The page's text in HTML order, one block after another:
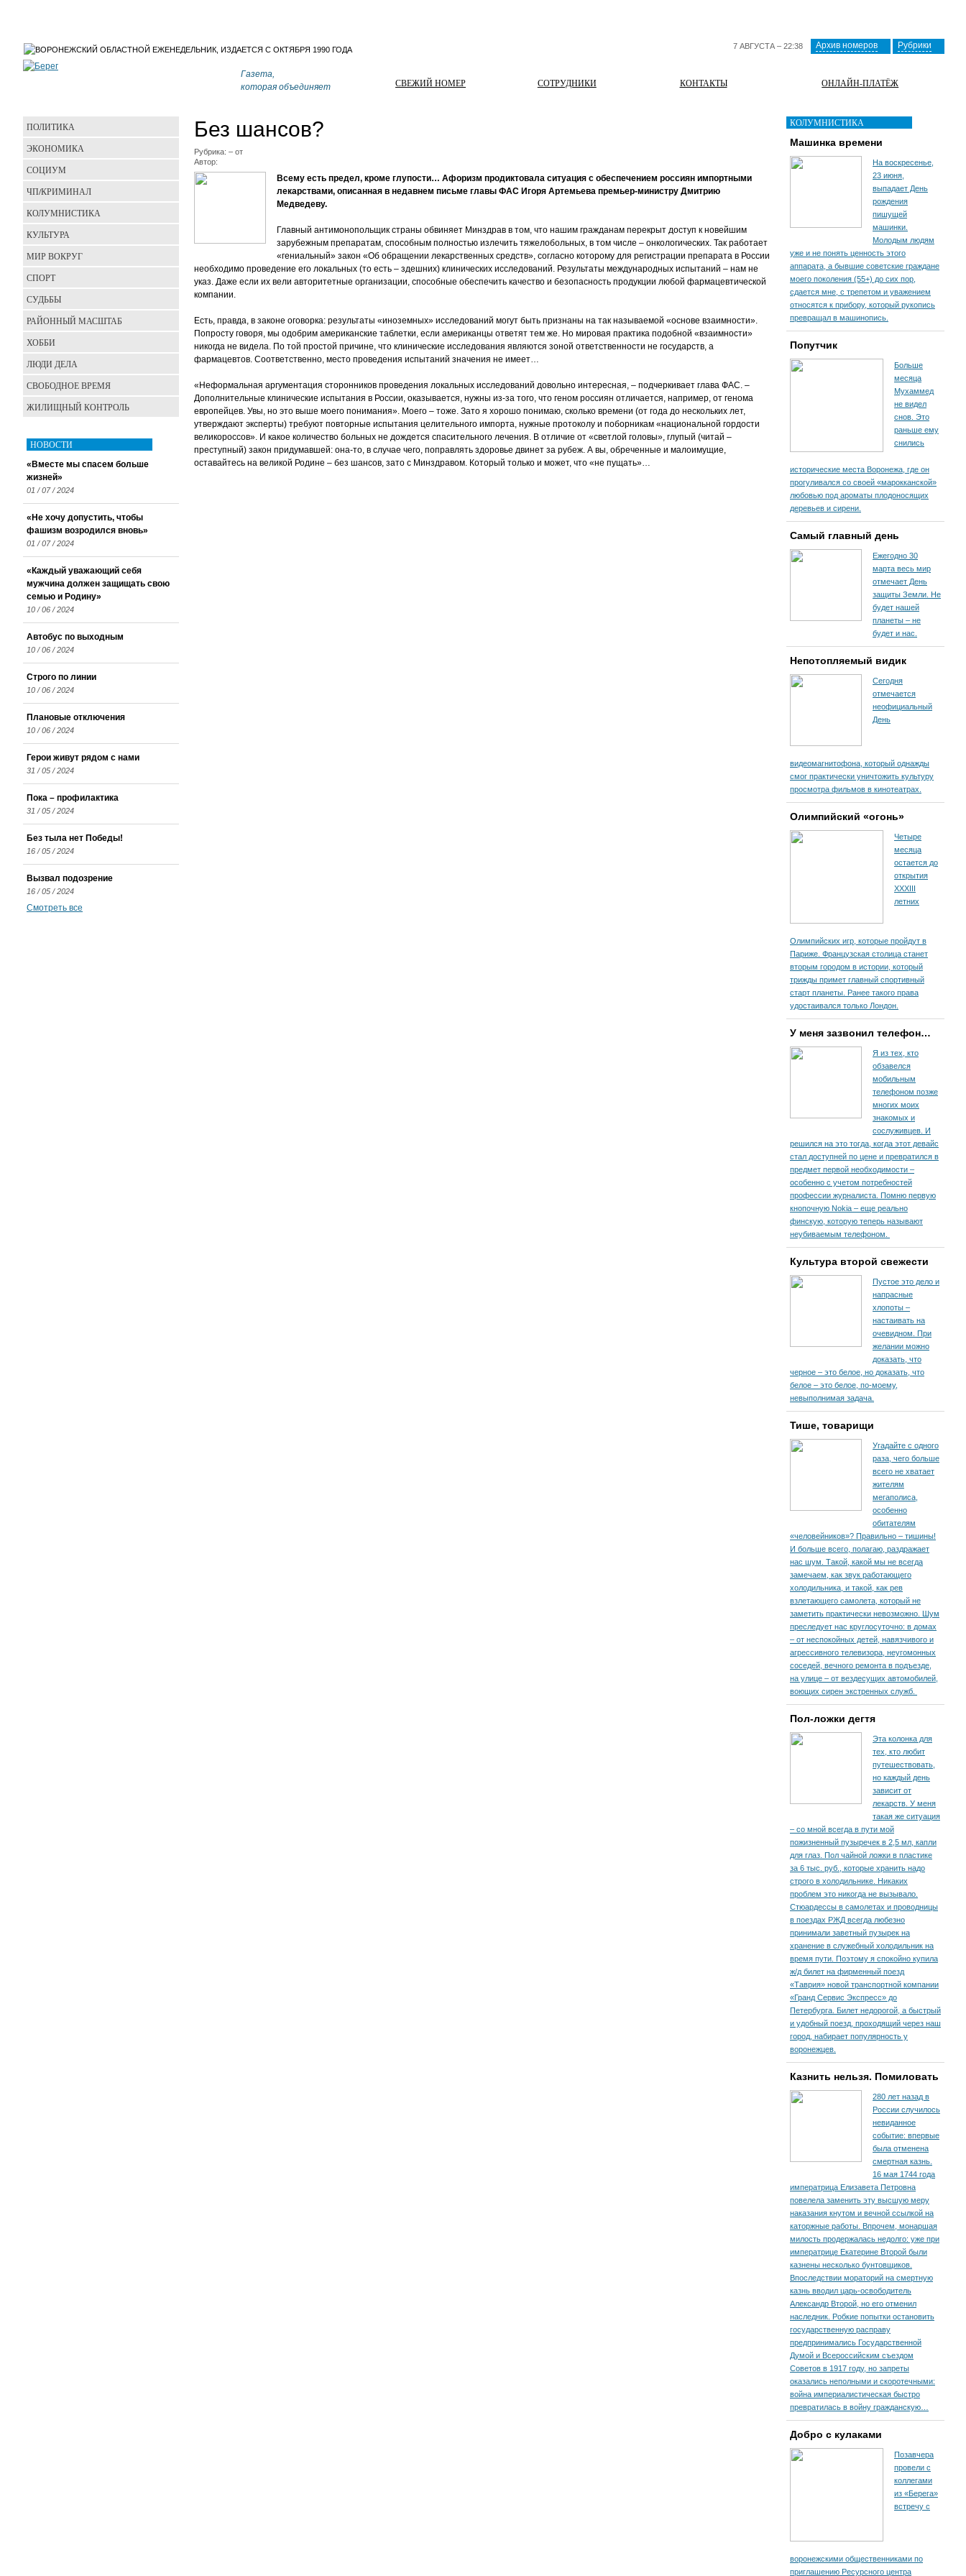
7 АВГУСТА – 22:38 Архив номеров Рубрики
Газета,
которая объединяет
СВЕЖИЙ НОМЕР СОТРУДНИКИ КОНТАКТЫ ОНЛАЙН-ПЛАТЁЖ
Без шансов?
Рубрика: – от
Автор:
Всему есть предел, кроме глупости… Афоризм продиктовала ситуация с обеспечением россиян импортными
лекарствами, описанная в недавнем письме главы ФАС Игоря Артемьева премьер-министру Дмитрию
Медведеву.
Главный антимонопольщик страны обвиняет Минздрав в том, что нашим гражданам перекрыт доступ к новейшим
зарубежным препаратам, способным полностью излечить тяжелобольных, в том числе – онкологических. Так работает
«гениальный» закон «Об обращении лекарственных средств», согласно которому для регистрации препарата в России
необходимо проведение его локальных (то есть – здешних) клинических исследований. Результаты международных испытаний – нам не
указ. Даже если их вели авторитетные организации, способные обеспечить качество и безопасность продукции любой фармацевтической
компании.
Есть, правда, в законе оговорка: результаты «иноземных» исследований могут быть признаны на так называемой «основе взаимности».
Попросту говоря, мы одобрим американские таблетки, если американцы ответят тем же. Но мировая практика подобной «взаимности»
никогда не видела. По той простой причине, что клинические исследования являются зоной ответственности не государств, а
фармацевтов. Соответственно, место проведения испытаний значения не имеет…
«Неформальная аргументация сторонников проведения локальных исследований довольно интересная, – подчеркивает глава ФАС. –
Дополнительные клинические испытания в России, оказывается, нужны из-за того, что геном россиян отличается, например, от генома
европейцев. Увы, но это выше моего понимания». Моего – тоже. Зато я хорошо понимаю, сколько времени (от года до нескольких лет,
утверждают эксперты) требуют повторные испытания целительного импорта, нужные протоколу и поборникам «национальной гордости
великороссов». И какое количество больных не дождется спасительного лечения. В отличие от «светлой головы», глупый (читай –
преступный) закон придумавшей: она-то, в случае чего, поправлять здоровье двинет за рубеж. А вы, обреченные и малоимущие,
оставайтесь на великой Родине – без шансов, зато с Минздравом. Который только и может, что «не пущать»…
ПОЛИТИКА
ЭКОНОМИКА
СОЦИУМ
ЧП/КРИМИНАЛ
КОЛУМНИСТИКА
КУЛЬТУРА
МИР ВОКРУГ
СПОРТ
СУДЬБЫ
РАЙОННЫЙ МАСШТАБ
ХОББИ
ЛЮДИ ДЕЛА
СВОБОДНОЕ ВРЕМЯ
ЖИЛИЩНЫЙ КОНТРОЛЬ
НОВОСТИ
«Вместе мы спасем больше
жизней»
01 / 07 / 2024
«Не хочу допустить, чтобы
фашизм возродился вновь»
01 / 07 / 2024
«Каждый уважающий себя
мужчина должен защищать свою
семью и Родину»
10 / 06 / 2024
Автобус по выходным
10 / 06 / 2024
Строго по линии
10 / 06 / 2024
Плановые отключения
10 / 06 / 2024
Герои живут рядом с нами
31 / 05 / 2024
Пока – профилактика
31 / 05 / 2024
Без тыла нет Победы!
16 / 05 / 2024
Вызвал подозрение
16 / 05 / 2024
Смотреть все
КОЛУМНИСТИКА
Машинка времени
На воскресенье,
23 июня,
выпадает День
рождения
пишущей
машинки.
Молодым людям
уже и не понять ценность этого
аппарата, а бывшие советские граждане
моего поколения (55+) до сих пор,
сдается мне, с трепетом и уважением
относятся к прибору, который рукопись
превращал в машинопись.
Попутчик
Больше
месяца
Мухаммед
не видел
снов. Это
раньше ему
снились
исторические места Воронежа, где он
прогуливался со своей «марокканской»
любовью под ароматы плодоносящих
деревьев и сирени.
Самый главный день
Ежегодно 30
марта весь мир
отмечает День
защиты Земли. Не
будет нашей
планеты – не
будет и нас.
Непотопляемый видик
Сегодня
отмечается
неофициальный
День
видеомагнитофона, который однажды
смог практически уничтожить культуру
просмотра фильмов в кинотеатрах.
Олимпийский «огонь»
Четыре
месяца
остается до
открытия
XXXIII
летних
Олимпийских игр, которые пройдут в
Париже. Французская столица станет
вторым городом в истории, который
трижды примет главный спортивный
старт планеты. Ранее такого права
удостаивался только Лондон.
У меня зазвонил телефон…
Я из тех, кто
обзавелся
мобильным
телефоном позже
многих моих
знакомых и
сослуживцев. И
решился на это тогда, когда этот девайс
стал доступней по цене и превратился в
предмет первой необходимости –
особенно с учетом потребностей
профессии журналиста. Помню первую
кнопочную Nokia – еще реально
финскую, которую теперь называют
неубиваемым телефоном.
Культура второй свежести
Пустое это дело и
напрасные
хлопоты –
настаивать на
очевидном. При
желании можно
доказать, что
черное – это белое, но доказать, что
белое – это белое, по-моему,
невыполнимая задача.
Тише, товарищи
Угадайте с одного
раза, чего больше
всего не хватает
жителям
мегаполиса,
особенно
обитателям
«человейников»? Правильно – тишины!
И больше всего, полагаю, раздражает
нас шум. Такой, какой мы не всегда
замечаем, как звук работающего
холодильника, и такой, как рев
взлетающего самолета, который не
заметить практически невозможно. Шум
преследует нас круглосуточно: в домах
– от неспокойных детей, навязчивого и
агрессивного телевизора, неугомонных
соседей, вечного ремонта в подъезде,
на улице – от вездесущих автомобилей,
воющих сирен экстренных служб.
Пол-ложки дегтя
Эта колонка для
тех, кто любит
путешествовать,
но каждый день
зависит от
лекарств. У меня
такая же ситуация
– со мной всегда в пути мой
пожизненный пузыречек в 2,5 мл, капли
для глаз. Пол чайной ложки в пластике
за 6 тыс. руб., которые хранить надо
строго в холодильнике. Никаких
проблем это никогда не вызывало.
Стюардессы в самолетах и проводницы
в поездах РЖД всегда любезно
принимали заветный пузырек на
хранение в служебный холодильник на
время пути. По­этому я спокойно купила
ж/д билет на фирменный поезд
«Таврия» новой транспортной компании
«Гранд Сервис Экспресс» до
Петербурга. Билет недорогой, а быстрый
и удобный поезд, проходящий через наш
город, набирает популярность у
воронежцев.
Казнить нельзя. Помиловать
280 лет назад в
России случилось
невиданное
событие: впервые
была отменена
смертная казнь.
16 мая 1744 года
императрица Елизавета Петровна
повелела заменить эту высшую меру
наказания кнутом и вечной ссылкой на
каторжные работы. Впрочем, монаршая
милость продержалась недолго: уже при
императрице Екатерине Второй были
казнены несколько бунтовщиков.
Впоследствии мораторий на смертную
казнь вводил царь-освободитель
Александр Второй, но его отменил
наследник. Робкие попытки остановить
государственную расправу
предпринимались Государственной
Думой и Всероссийским съездом
Советов в 1917 году, но запреты
оказались неполными и скоротечными:
война империалистическая быстро
превратилась в войну гражданскую…
Добро с кулаками
Позавчера
провели с
коллегами
из «Берега»
встречу с
воронежскими общественниками по
приглашению Ресурсного центра